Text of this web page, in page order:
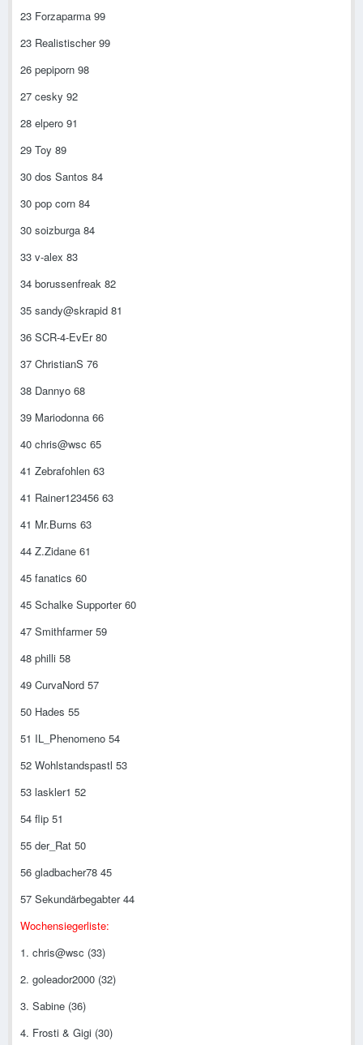
23 Forzaparma 99
23 Realistischer 99
26 pepiporn 98
27 cesky 92
28 elpero 91
29 Toy 89
30 dos Santos 84
30 pop corn 84
30 soizburga 84
33 v-alex 83
34 borussenfreak 82
35 sandy@skrapid 81
36 SCR-4-EvEr 80
37 ChristianS 76
38 Dannyo 68
39 Mariodonna 66
40 chris@wsc 65
41 Zebrafohlen 63
41 Rainer123456 63
41 Mr.Burns 63
44 Z.Zidane 61
45 fanatics 60
45 Schalke Supporter 60
47 Smithfarmer 59
48 philli 58
49 CurvaNord 57
50 Hades 55
51 IL_Phenomeno 54
52 Wohlstandspastl 53
53 laskler1 52
54 flip 51
55 der_Rat 50
56 gladbacher78 45
57 Sekundärbegabter 44
Wochensiegerliste:
1. chris@wsc (33)
2. goleador2000 (32)
3. Sabine (36)
4. Frosti & Gigi (30)